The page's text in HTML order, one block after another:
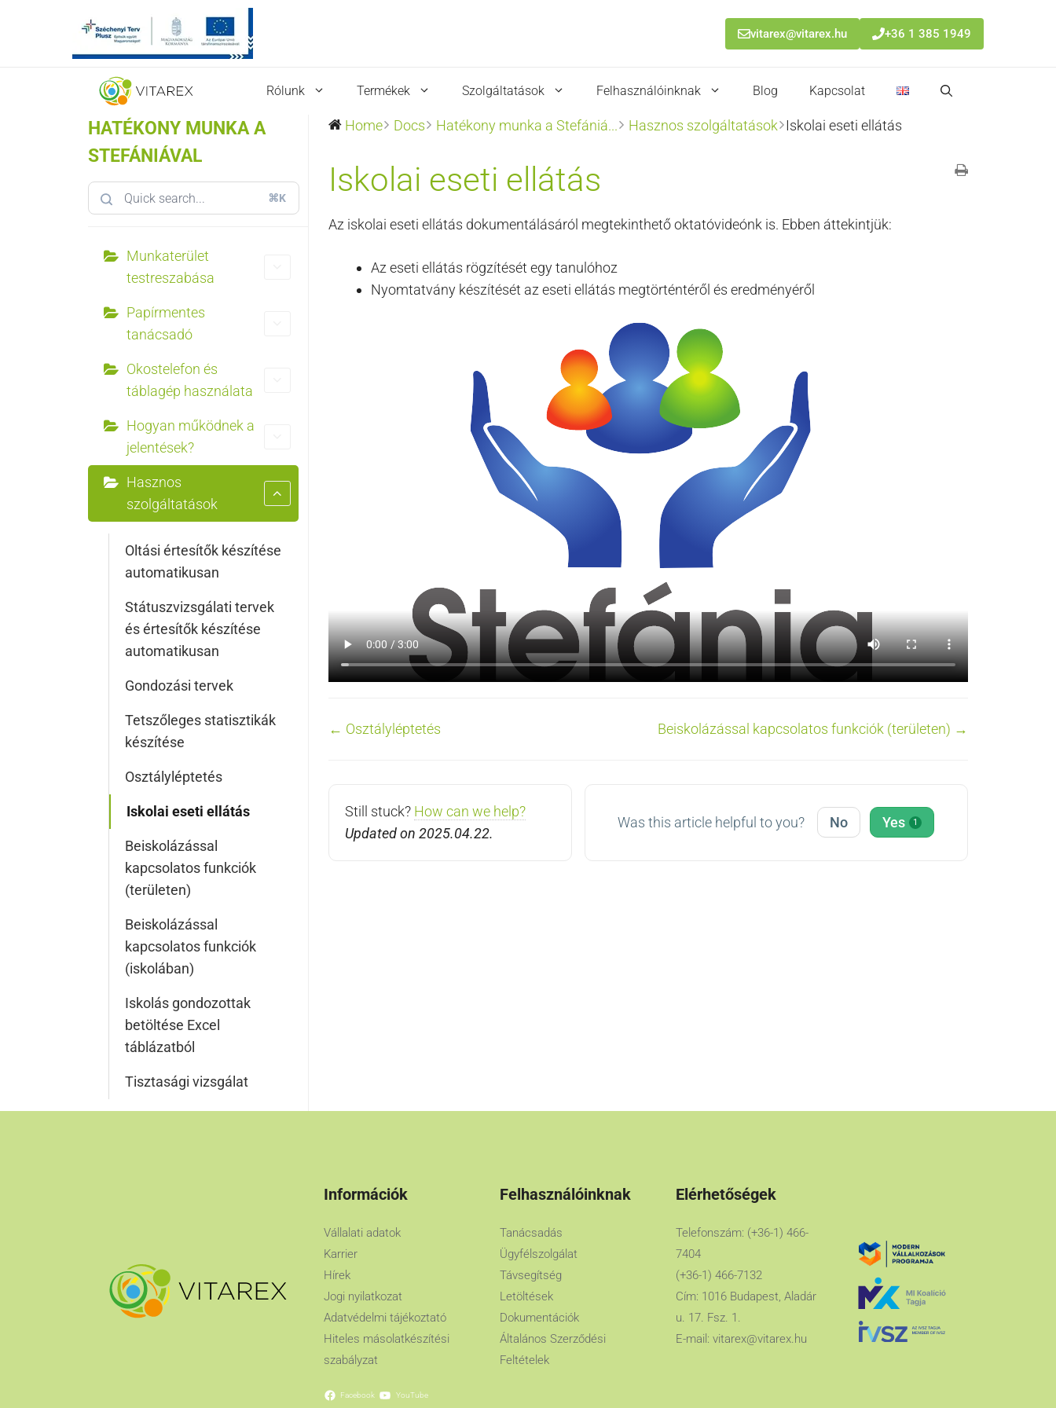
vitarex@vitarex.hu +36 1 385 1949
Rólunk Termékek Szolgáltatások Felhasználóinknak Blog Kapcsolat
HATÉKONY MUNKA A
STEFÁNIÁVAL
⌘K
Munkaterület
testreszabása
Papírmentes
tanácsadó
Okostelefon és
táblagép használata
Hogyan működnek a
jelentések?
Hasznos
szolgáltatások
Oltási értesítők készítése
automatikusan
Státuszvizsgálati tervek
és értesítők készítése
automatikusan
Gondozási tervek
Tetszőleges statisztikák
készítése
Osztályléptetés
Iskolai eseti ellátás
Beiskolázással
kapcsolatos funkciók
(területen)
Beiskolázással
kapcsolatos funkciók
(iskolában)
Iskolás gondozottak
betöltése Excel
táblázatból
Tisztasági vizsgálat
Home Docs Hatékony munka a Stefániá... Hasznos szolgáltatások Iskolai eseti ellátás
Iskolai eseti ellátás
Az iskolai eseti ellátás dokumentálásáról megtekinthető oktatóvideónk is. Ebben áttekintjük:
Az eseti ellátás rögzítését egy tanulóhoz
Nyomtatvány készítését az eseti ellátás megtörténtéről és eredményéről
Doc
← Osztályléptetés Beiskolázással kapcsolatos funkciók (területen) →
Still stuck? How can we help?
Updated on 2025.04.22.
Was this article helpful to you? No Yes 1
Információk
Vállalati adatok
Karrier
Hírek
Jogi nyilatkozat
Adatvédelmi tájékoztató
Hiteles másolatkészítési
szabályzat
Facebook YouTube
Felhasználóinknak
Tanácsadás
Ügyfélszolgálat
Távsegítség
Letöltések
Dokumentációk
Általános Szerződési
Feltételek
Elérhetőségek
Telefonszám: (+36-1) 466-
7404
(+36-1) 466-7132
Cím: 1016 Budapest, Aladár
u. 17. Fsz. 1.
E-mail: vitarex@vitarex.hu